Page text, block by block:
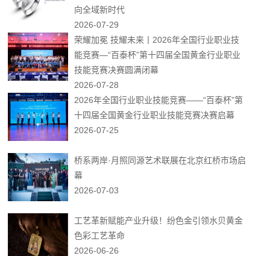
向全域新时代
2026-07-29
荣耀加冕 技耀未来丨2026年全国行业职业技
能竞赛—“百泰杯”第十四届全国黄金行业职业
技能竞赛决赛圆满闭幕
2026-07-28
2026年全国行业职业技能竞赛——“百泰杯”第
十四届全国黄金行业职业技能竞赛决赛启幕
2026-07-25
桥系两岸·月照同源艺术联展在北京红桥市场启
幕
2026-07-03
工艺革新赋能产业升级！纷色金引领水贝黄金
色彩工艺革命
2026-06-26